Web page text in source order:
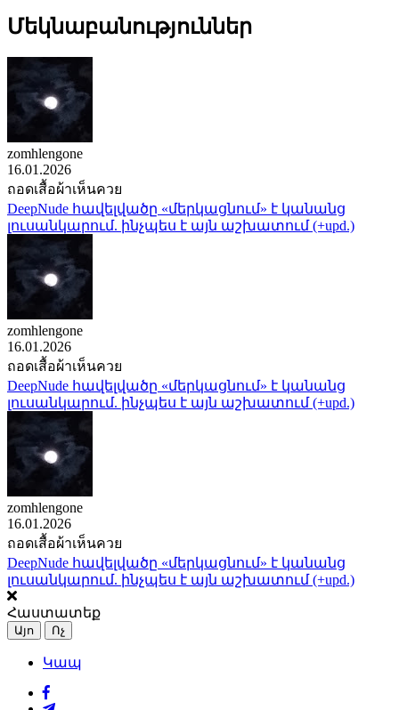
Մեկնաբանություններ
zomhlengone
16.01.2026
ถอดเสื้อผ้าเห็นควย
DeepNude հավելվածը «մերկացնում» է կանանց
լուսանկարում. ինչպես է այն աշխատում (+upd.)
zomhlengone
16.01.2026
ถอดเสื้อผ้าเห็นควย
DeepNude հավելվածը «մերկացնում» է կանանց
լուսանկարում. ինչպես է այն աշխատում (+upd.)
zomhlengone
16.01.2026
ถอดเสื้อผ้าเห็นควย
DeepNude հավելվածը «մերկացնում» է կանանց
լուսանկարում. ինչպես է այն աշխատում (+upd.)
Հաստատեք
Այո Ոչ
Կապ